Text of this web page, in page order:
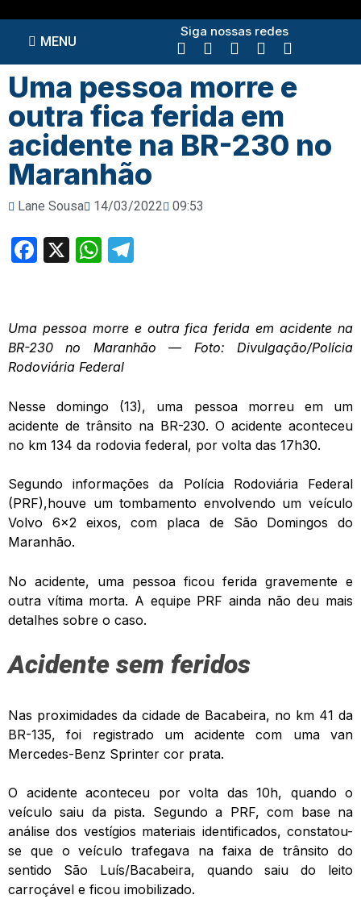
MENU
Siga nossas redes
Uma pessoa morre e
outra fica ferida em
acidente na BR-230 no
Maranhão
Lane Sousa 14/03/2022 09:53
Facebook
X WhatsApp
Uma pessoa morre e outra fica ferida em acidente na
BR-230 no Maranhão — Foto: Divulgação/Polícia
Rodoviária Federal
Nesse domingo (13), uma pessoa morreu em um
acidente de trânsito na BR-230. O acidente aconteceu
no km 134 da rodovia federal, por volta das 17h30.
Segundo informações da Polícia Rodoviária Federal
(PRF),houve um tombamento envolvendo um veículo
Volvo 6×2 eixos, com placa de São Domingos do
Maranhão.
No acidente, uma pessoa ficou ferida gravemente e
outra vítima morta. A equipe PRF ainda não deu mais
detalhes sobre o caso.
Acidente sem feridos
Nas proximidades da cidade de Bacabeira, no km 41 da
BR-135, foi registrado um acidente com uma van
Mercedes-Benz Sprinter cor prata.
O acidente aconteceu por volta das 10h, quando o
veículo saiu da pista. Segundo a PRF, com base na
análise dos vestígios materiais identificados, constatou-
se que o veículo trafegava na faixa de trânsito do
sentido São Luís/Bacabeira, quando saiu do leito
carroçável e ficou imobilizado.